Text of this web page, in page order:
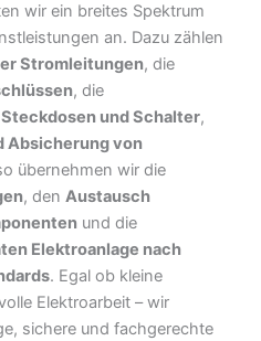
wir ein breites Spektrum
an. Dazu zählen
Stromleitungen, die
, die
und Schalter,
Absicherung von
übernehmen wir die
, den Austausch
und die
Elektroanlage nach
. Egal ob kleine
Elektroarbeit – wir
sichere und fachgerechte